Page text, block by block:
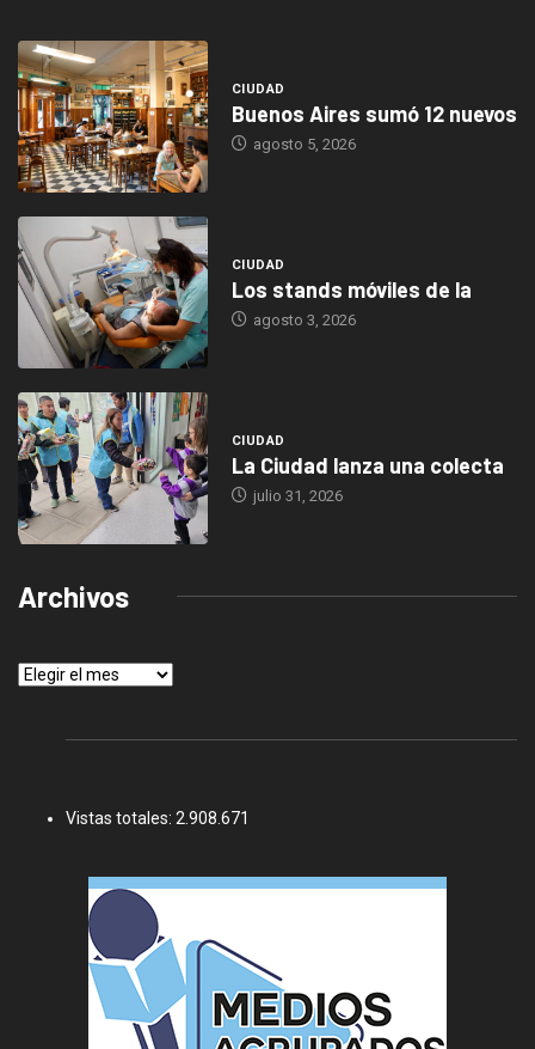
CIUDAD
Buenos Aires sumó 12 nuevos
agosto 5, 2026
CIUDAD
Los stands móviles de la
agosto 3, 2026
CIUDAD
La Ciudad lanza una colecta
julio 31, 2026
Archivos
Archivos
Vistas totales: 2.908.671